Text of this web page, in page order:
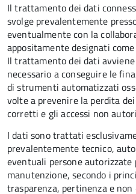
Il trattamento dei dati
svolge prevalentemente
eventualmente con la
appositamente designati
Il trattamento dei dati
necessario a conseguire le
di strumenti automatizzati
volte a prevenire la perdita
corretti e gli accessi non
I dati sono trattati
prevalentemente tecnico,
eventuali persone autorizzate
manutenzione, secondo i
trasparenza, pertinenza e